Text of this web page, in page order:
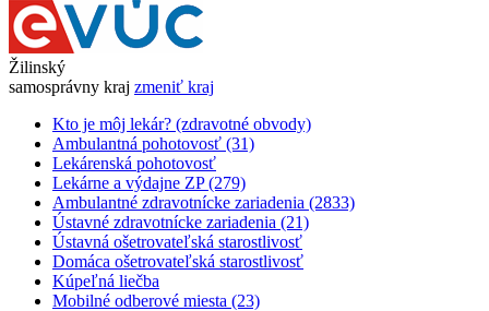
Žilinský
samosprávny kraj zmeniť kraj
Kto je môj lekár? (zdravotné obvody)
Ambulantná pohotovosť (31)
Lekárenská pohotovosť
Lekárne a výdajne ZP (279)
Ambulantné zdravotnícke zariadenia (2833)
Ústavné zdravotnícke zariadenia (21)
Ústavná ošetrovateľská starostlivosť
Domáca ošetrovateľská starostlivosť
Kúpeľná liečba
Mobilné odberové miesta (23)